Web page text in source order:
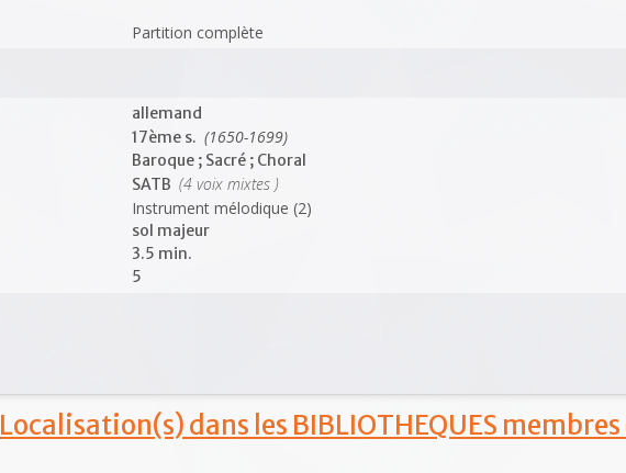
Partition complète
allemand
17ème s. (1650-1699)
Baroque ; Sacré ; Choral
SATB (4 voix mixtes )
Instrument mélodique (2)
sol majeur
3.5 min.
5
Localisation(s) dans les BIBLIOTHEQUES membres